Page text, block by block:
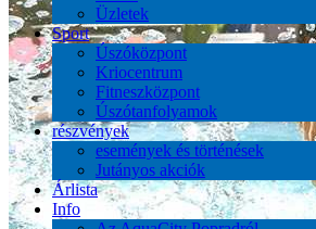
Üzletek
Sport
Úszóközpont
Kriocentrum
Fitneszközpont
Úszótanfolyamok
részvények
események és történések
Jutányos akciók
Árlista
Info